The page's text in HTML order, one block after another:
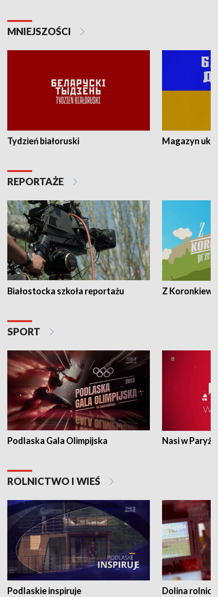
MNIEJSZOŚCI
Tydzień białoruski Magazyn
REPORTAŻE
Białostocka szkoła reportażu Z
SPORT
Podlaska Gala Olimpijska Nasi w Paryżu
ROLNICTWO I WIEŚ
Podlaskie inspiruje Dolina